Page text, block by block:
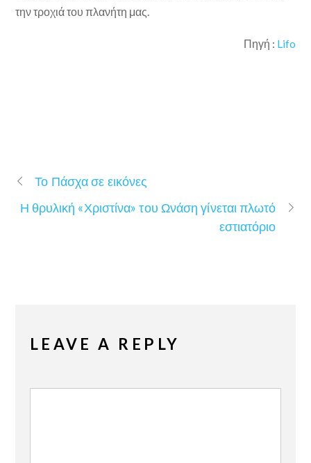
την τροχιά του πλανήτη μας.
Πηγή : Lifo
Το Πάσχα σε εικόνες
Η θρυλική «Χριστίνα» του Ωνάση γίνεται πλωτό
εστιατόριο
LEAVE A REPLY